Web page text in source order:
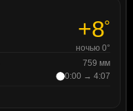
+8°
ночью 0°
759 мм
0:00 → 4:07